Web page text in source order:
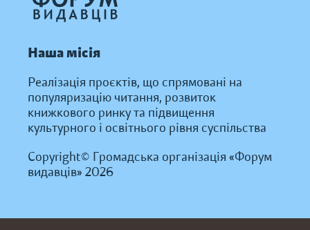
Наша місія
Реалізація проєктів, що спрямовані на
популяризацію читання, розвиток
книжкового ринку та підвищення
культурного і освітнього рівня суспільства
Copyright© Громадська організація «Форум
видавців» 2026